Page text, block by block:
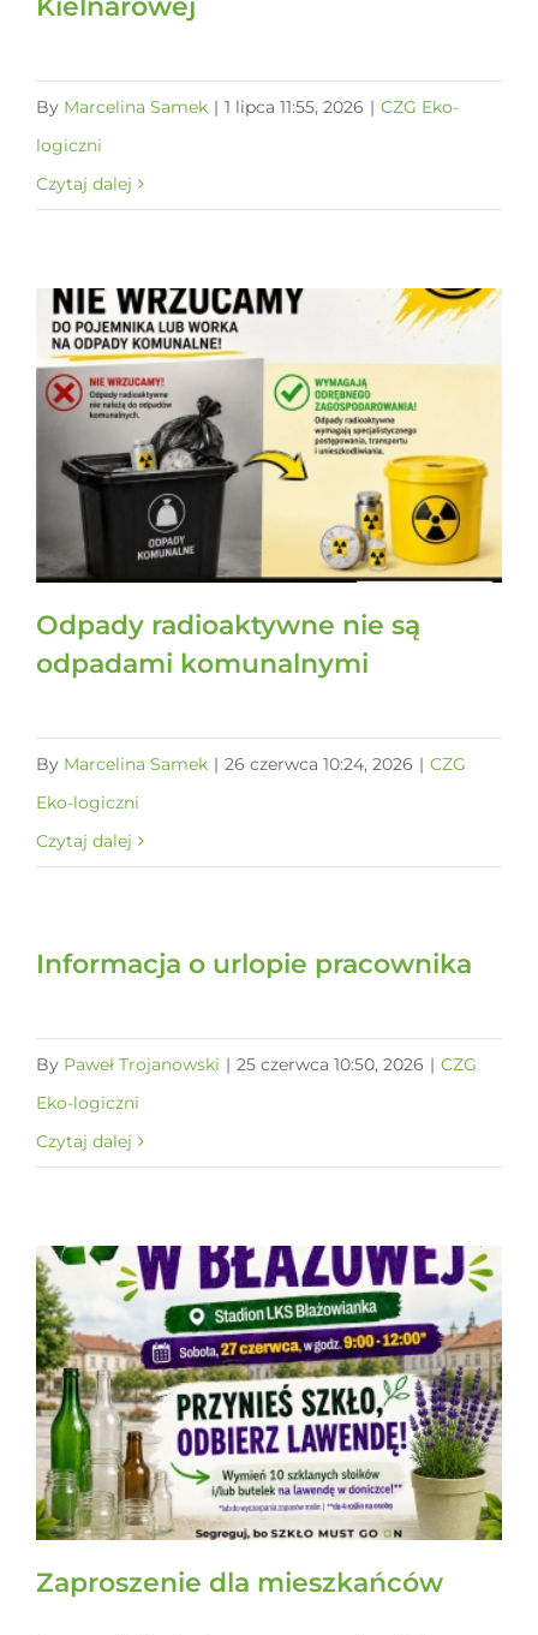
Kielnarowej
By Marcelina Samek | 1 lipca 11:55, 2026 | CZG Eko-
logiczni
Czytaj dalej
Odpady radioaktywne nie są
odpadami komunalnymi
By Marcelina Samek | 26 czerwca 10:24, 2026 | CZG
Eko-logiczni
Czytaj dalej
Informacja o urlopie pracownika
By Paweł Trojanowski | 25 czerwca 10:50, 2026 | CZG
Eko-logiczni
Czytaj dalej
Zaproszenie dla mieszkańców